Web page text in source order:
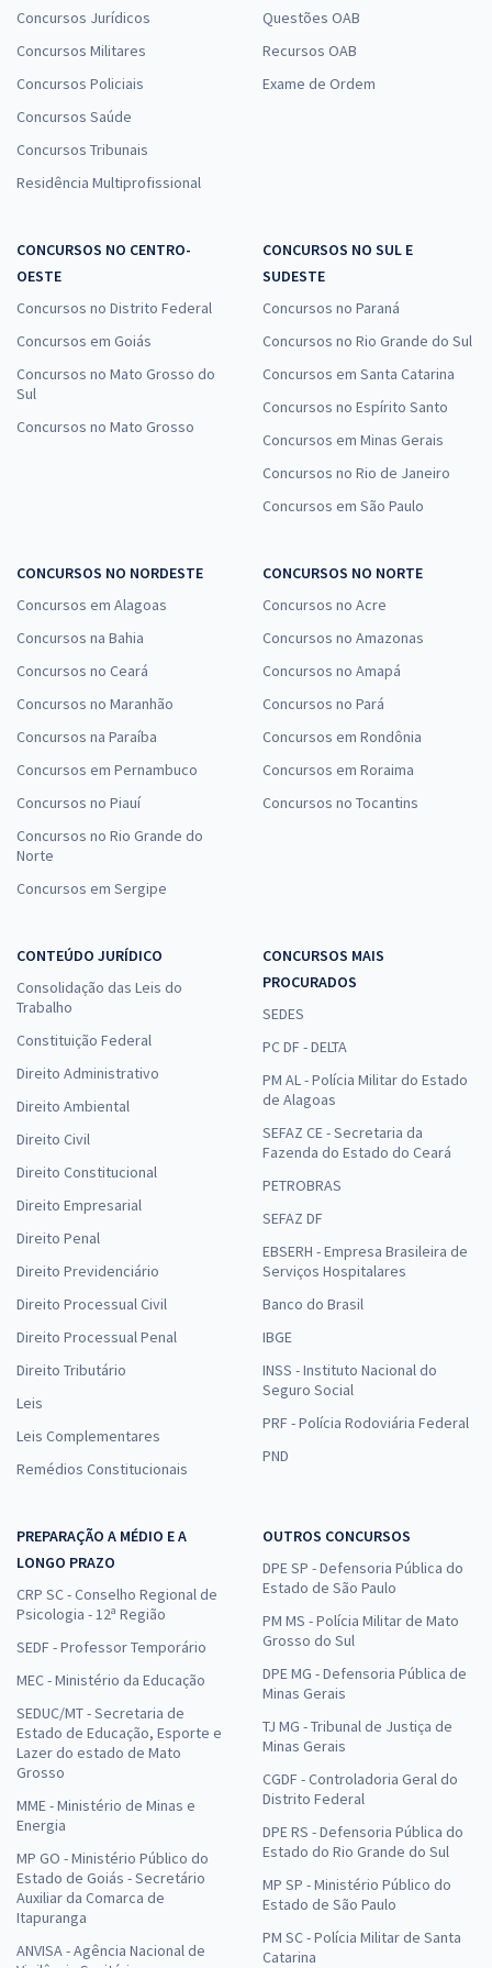
Concursos Jurídicos
Concursos Militares
Concursos Policiais
Concursos Saúde
Concursos Tribunais
Residência Multiprofissional
Questões OAB
Recursos OAB
Exame de Ordem
CONCURSOS NO CENTRO-
OESTE
Concursos no Distrito Federal
Concursos em Goiás
Concursos no Mato Grosso do
Sul
Concursos no Mato Grosso
CONCURSOS NO SUL E
SUDESTE
Concursos no Paraná
Concursos no Rio Grande do Sul
Concursos em Santa Catarina
Concursos no Espírito Santo
Concursos em Minas Gerais
Concursos no Rio de Janeiro
Concursos em São Paulo
CONCURSOS NO NORDESTE
Concursos em Alagoas
Concursos na Bahia
Concursos no Ceará
Concursos no Maranhão
Concursos na Paraíba
Concursos em Pernambuco
Concursos no Piauí
Concursos no Rio Grande do
Norte
Concursos em Sergipe
CONCURSOS NO NORTE
Concursos no Acre
Concursos no Amazonas
Concursos no Amapá
Concursos no Pará
Concursos em Rondônia
Concursos em Roraima
Concursos no Tocantins
CONTEÚDO JURÍDICO
Consolidação das Leis do
Trabalho
Constituição Federal
Direito Administrativo
Direito Ambiental
Direito Civil
Direito Constitucional
Direito Empresarial
Direito Penal
Direito Previdenciário
Direito Processual Civil
Direito Processual Penal
Direito Tributário
Leis
Leis Complementares
Remédios Constitucionais
CONCURSOS MAIS
PROCURADOS
SEDES
PC DF - DELTA
PM AL - Polícia Militar do Estado
de Alagoas
SEFAZ CE - Secretaria da
Fazenda do Estado do Ceará
PETROBRAS
SEFAZ DF
EBSERH - Empresa Brasileira de
Serviços Hospitalares
Banco do Brasil
IBGE
INSS - Instituto Nacional do
Seguro Social
PRF - Polícia Rodoviária Federal
PND
PREPARAÇÃO A MÉDIO E A
LONGO PRAZO
CRP SC - Conselho Regional de
Psicologia - 12ª Região
SEDF - Professor Temporário
MEC - Ministério da Educação
SEDUC/MT - Secretaria de
Estado de Educação, Esporte e
Lazer do estado de Mato
Grosso
MME - Ministério de Minas e
Energia
MP GO - Ministério Público do
Estado de Goiás - Secretário
Auxiliar da Comarca de
Itapuranga
ANVISA - Agência Nacional de
OUTROS CONCURSOS
DPE SP - Defensoria Pública do
Estado de São Paulo
PM MS - Polícia Militar de Mato
Grosso do Sul
DPE MG - Defensoria Pública de
Minas Gerais
TJ MG - Tribunal de Justiça de
Minas Gerais
CGDF - Controladoria Geral do
Distrito Federal
DPE RS - Defensoria Pública do
Estado do Rio Grande do Sul
MP SP - Ministério Público do
Estado de São Paulo
PM SC - Polícia Militar de Santa
Catarina